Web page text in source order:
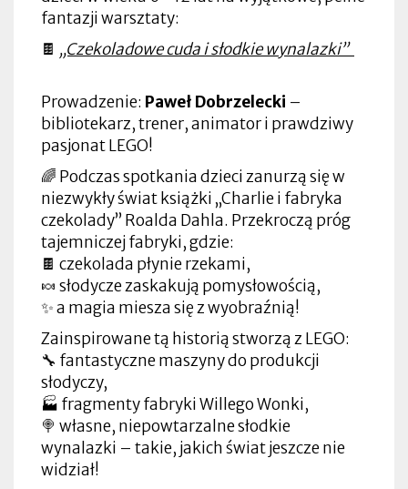
fantazji warsztaty:
🍫 „Czekoladowe cuda i słodkie wynalazki”
Prowadzenie: Paweł Dobrzelecki –
bibliotekarz, trener, animator i prawdziwy
pasjonat LEGO!
🌈 Podczas spotkania dzieci zanurzą się w
niezwykły świat książki „Charlie i fabryka
czekolady” Roalda Dahla. Przekroczą próg
tajemniczej fabryki, gdzie:
🍫 czekolada płynie rzekami,
🍬 słodycze zaskakują pomysłowością,
✨ a magia miesza się z wyobraźnią!
Zainspirowane tą historią stworzą z LEGO:
🔧 fantastyczne maszyny do produkcji
słodyczy,
🏭 fragmenty fabryki Willego Wonki,
🍭 własne, niepowtarzalne słodkie
wynalazki – takie, jakich świat jeszcze nie
widział!